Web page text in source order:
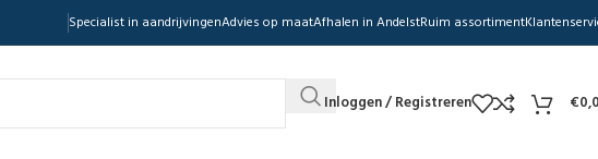
Specialist in aandrijvingenAdvies op maatAfhalen in AndelstRuim assortiment
Inloggen / Registreren €